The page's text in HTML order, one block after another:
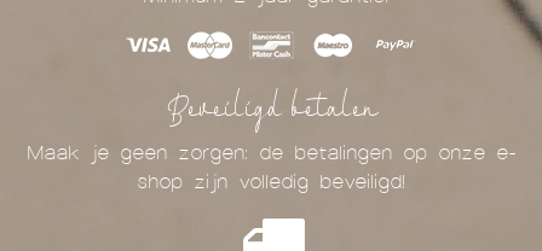
Beveiligd betalen
Maak je geen zorgen: de betalingen op onze e-
shop zijn volledig beveiligd!